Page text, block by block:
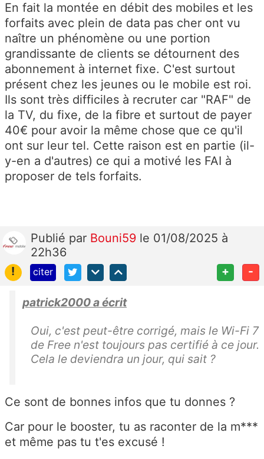
En fait la montée en débit des mobiles et les
forfaits avec plein de data pas cher ont vu
naître un phénomène ou une portion
grandissante de clients se détournent des
abonnement à internet fixe. C'est surtout
présent chez les jeunes ou le mobile est roi.
Ils sont très difficiles à recruter car "RAF" de
la TV, du fixe, de la fibre et surtout de payer
40€ pour avoir la même chose que ce qu'il
ont sur leur tel. Cette raison est en partie (il-
y-en a d'autres) ce qui a motivé les FAI à
proposer de tels forfaits.
Publié par Bouni59 le 01/08/2025 à
22h36
!
citer + -
patrick2000 a écrit
Oui, c'est peut-être corrigé, mais le Wi-Fi 7
de Free n'est toujours pas certifié à ce jour.
Cela le deviendra un jour, qui sait ?
Ce sont de bonnes infos que tu donnes ?
Car pour le booster, tu as raconter de la m***
et même pas tu t'es excusé !